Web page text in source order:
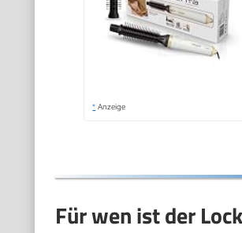
* Anzeige
Für wen ist der